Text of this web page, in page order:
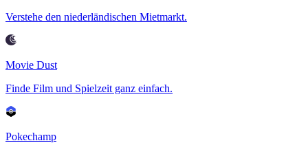
Verstehe den niederländischen Mietmarkt.
Movie Dust
Finde Film und Spielzeit ganz einfach.
Pokechamp